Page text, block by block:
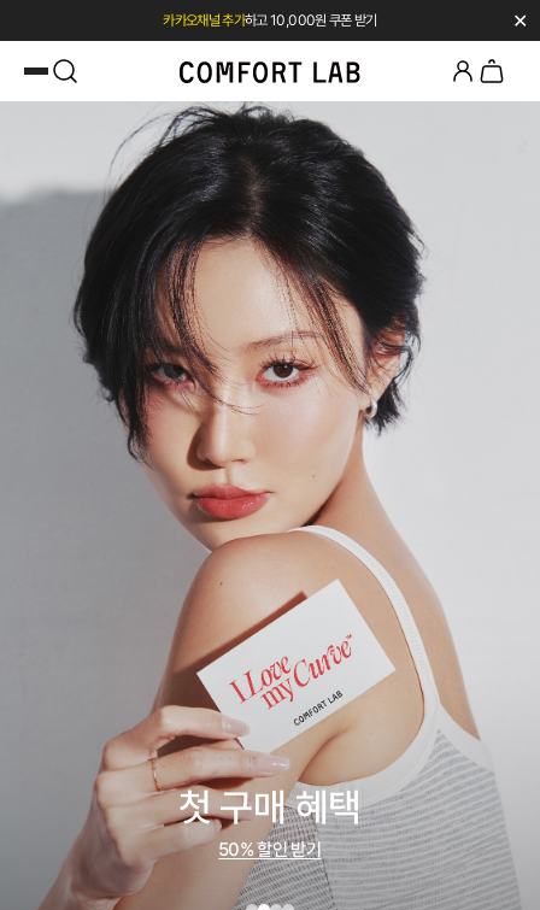
첫 구매 시 베스트셀러 50% 즉시 할인 ✕
첫 구매 혜택
50% 할인 받기